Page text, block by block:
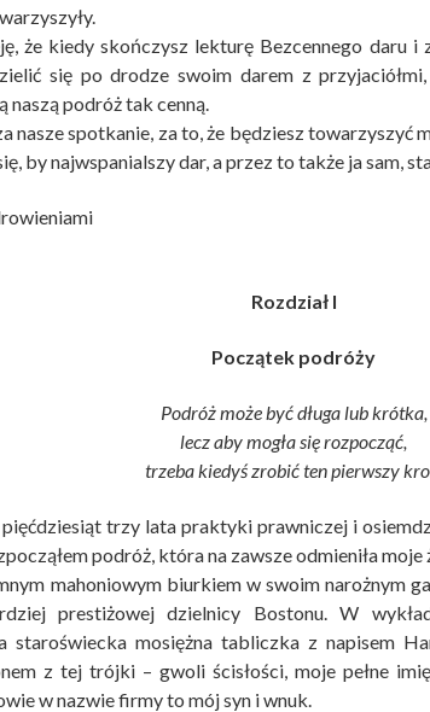
że kiedy skończysz lekturę Bezcennego daru i
się po drodze swoim darem z
naszą podróż tak cenną.
nasze spotkanie, za to, że będziesz towarzyszyć
by najwspanialszy dar, a przez to także ja sam,
Rozdział I
Początek podróży
Podróż może być długa lub krótka,
lecz aby mogła się rozpocząć,
trzeba kiedyś zrobić ten pierwszy
pięćdziesiąt trzy lata praktyki prawniczej i
podróż, która na zawsze odmieniła moje
mahoniowym biurkiem w swoim narożnym
prestiżowej dziel­nicy Bostonu. W
staroświecka mosięż­na tabliczka z napisem
z tej trójki – gwoli ścisłości, moje pełne
w nazwie firmy to mój syn i wnuk.